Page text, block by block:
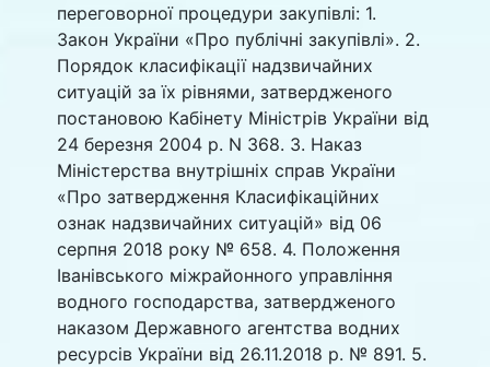
переговорної процедури закупівлі: 1.
Закон України «Про публічні закупівлі». 2.
Порядок класифікації надзвичайних
ситуацій за їх рівнями, затвердженого
постановою Кабінету Міністрів України від
24 березня 2004 р. N 368. 3. Наказ
Міністерства внутрішніх справ України
«Про затвердження Класифікаційних
ознак надзвичайних ситуацій» від 06
серпня 2018 року № 658. 4. Положення
Іванівського міжрайонного управління
водного господарства, затвердженого
наказом Державного агентства водних
ресурсів України від 26.11.2018 р. № 891. 5.